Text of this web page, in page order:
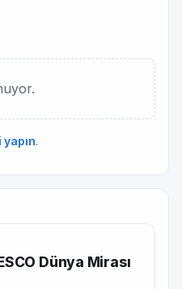
.
Dünya Mirası